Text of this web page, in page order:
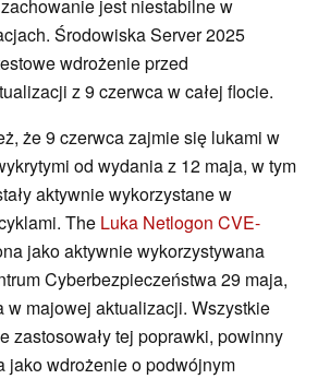
jest niestabilne w
Środowiska Server 2025
wdrożenie przed
z 9 czerwca w całej flocie.
że 9 czerwca zajmie się lukami w
od wydania z 12 maja, w tym
aktywnie wykorzystane w
The Luka Netlogon CVE-
jako aktywnie wykorzystywana
Cyberbezpieczeństwa 29 maja,
w majowej aktualizacji. Wszystkie
zastosowały tej poprawki, powinny
jako wdrożenie o podwójnym